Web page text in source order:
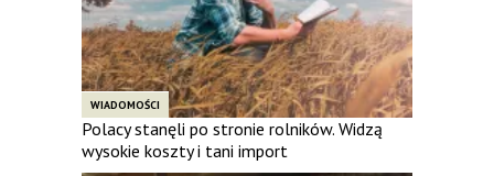
WIADOMOŚCI
Polacy stanęli po stronie rolników. Widzą
wysokie koszty i tani import